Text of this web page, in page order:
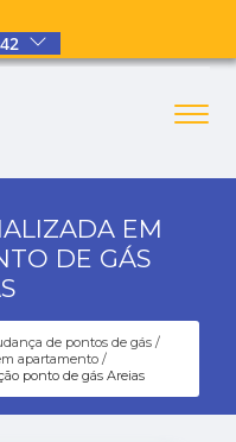
EM
DE GÁS
de pontos de gás
apartamento
ponto de gás Areias